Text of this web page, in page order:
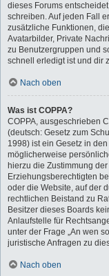
dieses Forums
schreiben. Auf jeden Fall
zusätzliche Funktionen,
Avatarbilder, Private
zu Benutzergruppen und
schnell erledigt ist und dir
Nach oben
Was ist COPPA?
COPPA, ausgeschrieben
(deutsch: Gesetz zum
1998) ist ein Gesetz in
möglicherweise
hierzu die Zustimmung
Erziehungsberechtigten
oder die Website, auf der
rechtlichen Beistand zu
Besitzer dieses Boards
Anlaufstelle für
unter der Frage „An wen
juristische Anfragen zu
Nach oben